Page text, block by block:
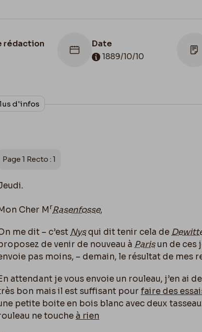
rédaction
Date
1889/10/10
fin
10
d'infos
Page 1 Recto : 1
Cher MrRasenfosse,
me dit – c’est Nysqui dit tenir cela de
de venir de nouveau à Parisun de ces
pas moins, – demain, le résultat de mes
attendant je vous envoie un rouleau, j’en ai
bon mais il est suffisant pour faire des
petite boite en bois blanc avec deux
ne touche à rien